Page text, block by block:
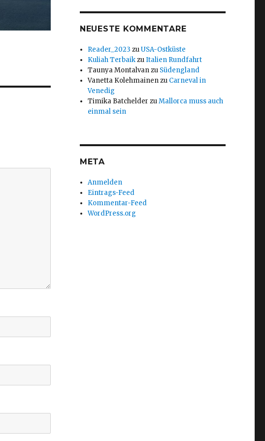
NEUESTE KOMMENTARE
Reader_2023 zuUSA-Ostküste
Kuliah TerbaikzuItalien Rundfahrt
Taunya Montalvanzu Südengland
Vanetta Kolehmainenzu Carneval in
Venedig
Timika Batchelder zuMallorca muss auch
einmal sein
META
Anmelden
Eintrags-Feed
Kommentar-Feed
WordPress.org